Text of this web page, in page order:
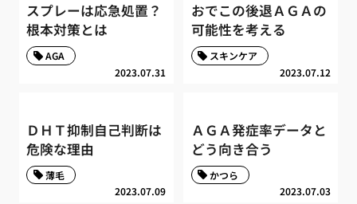
スプレーは応急処置？
根本対策とは
2023.07.31
AGA
おでこの後退ＡＧＡの
可能性を考える
2023.07.12
スキンケア
ＤＨＴ抑制自己判断は
危険な理由
2023.07.09
薄毛
ＡＧＡ発症率データと
どう向き合う
2023.07.03
かつら